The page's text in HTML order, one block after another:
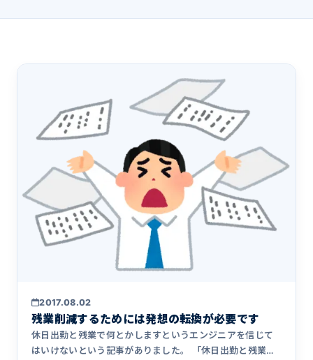
2017.08.02
残業削減するためには発想の転換が必要です
休日出勤と残業で何とかしますというエンジニアを信じて
はいけないという記事がありました。 「休日出勤と残業で